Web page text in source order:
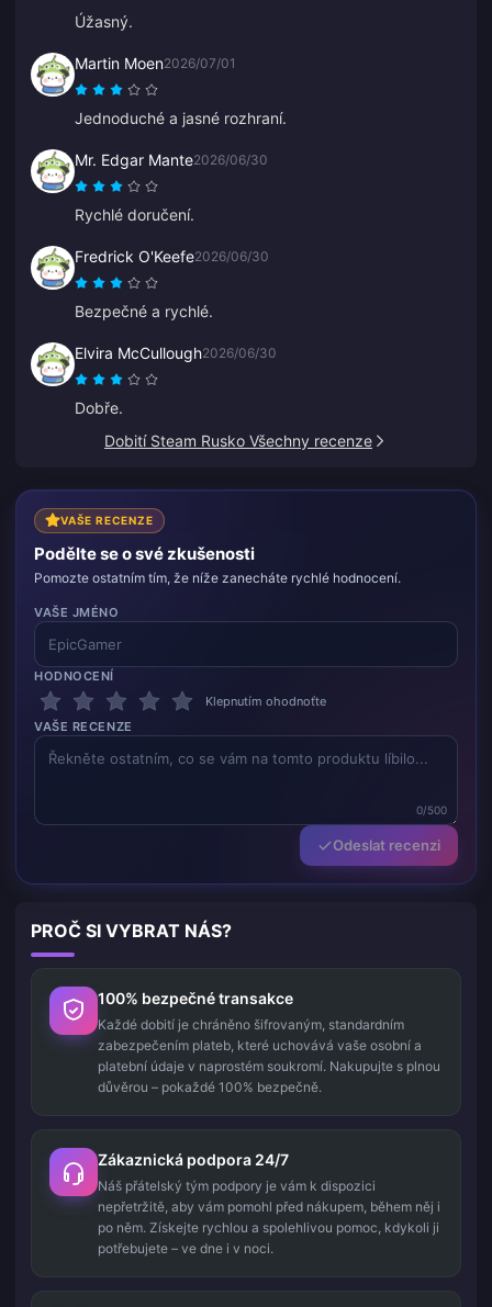
Úžasný.
Martin Moen2026/07/01
Jednoduché a jasné rozhraní.
Mr. Edgar Mante2026/06/30
Rychlé doručení.
Fredrick O'Keefe2026/06/30
Bezpečné a rychlé.
Elvira McCullough2026/06/30
Dobře.
Dobití Steam Rusko Všechny recenze
VAŠE RECENZE
Podělte se o své zkušenosti
Pomozte ostatním tím, že níže zanecháte rychlé hodnocení.
VAŠE JMÉNO
HODNOCENÍ
Klepnutím ohodnoťte
VAŠE RECENZE
0/500
Odeslat recenzi
PROČ SI VYBRAT NÁS?
100% bezpečné transakce
Každé dobití je chráněno šifrovaným, standardním
zabezpečením plateb, které uchovává vaše osobní a
platební údaje v naprostém soukromí. Nakupujte s plnou
důvěrou – pokaždé 100% bezpečně.
Zákaznická podpora 24/7
Náš přátelský tým podpory je vám k dispozici
nepřetržitě, aby vám pomohl před nákupem, během něj i
po něm. Získejte rychlou a spolehlivou pomoc, kdykoli ji
potřebujete – ve dne i v noci.